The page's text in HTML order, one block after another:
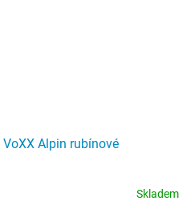
Alpin rubínové
Skladem